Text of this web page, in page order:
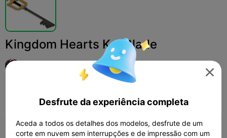
Kingdom Hearts KeyBlade
Print Settings Adicionar Miniaturas 
Adicionar configuração de impressão

Desfrute da experiência completa
Aceda a todos os detalhes dos modelos, desfrute de um
corte em nuvem sem interrupções e de impressão com um